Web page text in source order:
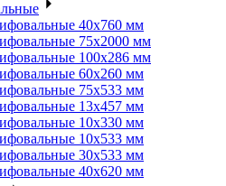
40х760 мм
75х2000 мм
100х286 мм
60х260 мм
75х533 мм
13х457 мм
10х330 мм
10х533 мм
30х533 мм
40х620 мм